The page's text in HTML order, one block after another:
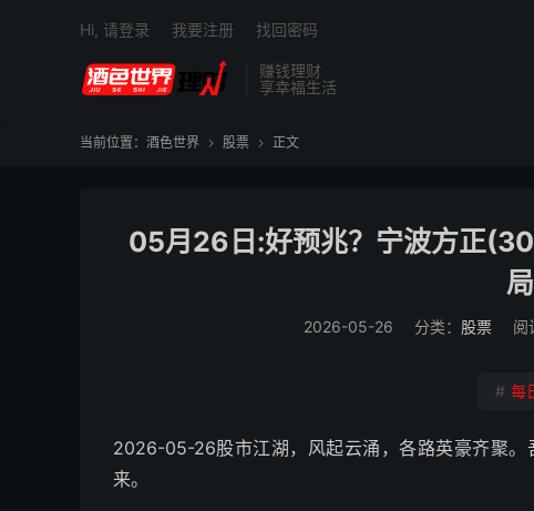
赚钱理财
享幸福生活
Hi, 请登录 我要注册 找回密码
当前位置： 酒色世界  股票  正文
05月26日:好预兆？宁波方正
局
2026-05-26 分类： 股票 阅
# 每
2026-05-26股市江湖，风起云涌，各路英豪齐聚
来。